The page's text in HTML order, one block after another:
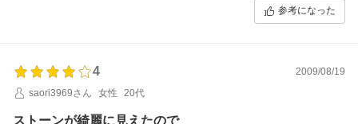
参考になった
4
2009/08/19
saori3969さん
女性 20代
ストーンが綺麗に見えたので